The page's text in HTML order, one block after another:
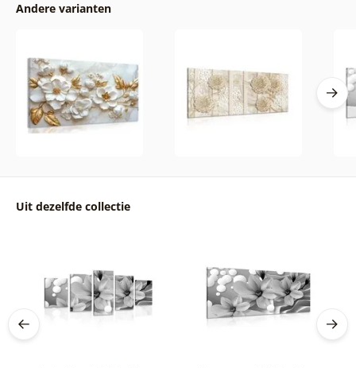
Andere varianten
Uit dezelfde collectie